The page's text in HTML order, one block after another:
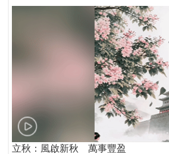
立秋：風啟新秋 萬事豐盈